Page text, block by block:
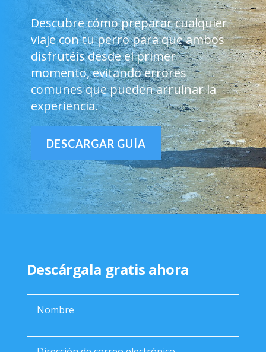
Descubre cómo preparar cualquier
viaje con tu perro para que ambos
disfrutéis desde el primer
momento, evitando errores
comunes que pueden arruinar la
experiencia.
DESCARGAR GUÍA
Descárgala gratis ahora